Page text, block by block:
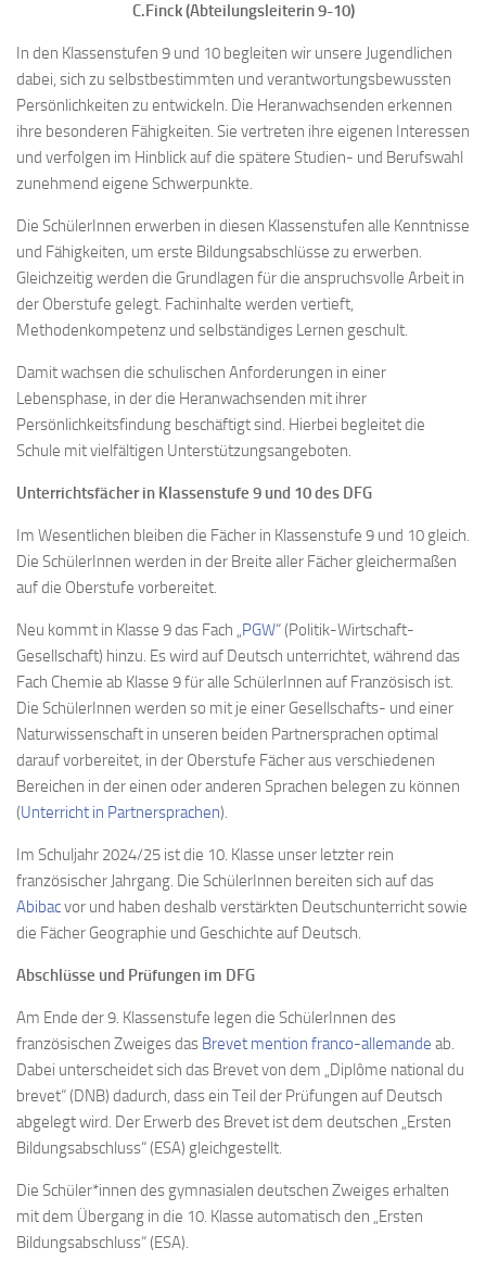
C.Finck (Abteilungsleiterin 9-10)
In den Klassenstufen 9 und 10 begleiten wir unsere Jugendlichen
dabei, sich zu selbstbestimmten und verantwortungsbewussten
Persönlichkeiten zu entwickeln. Die Heranwachsenden erkennen
ihre besonderen Fähigkeiten. Sie vertreten ihre eigenen Interessen
und verfolgen im Hinblick auf die spätere Studien- und Berufswahl
zunehmend eigene Schwerpunkte.
Die SchülerInnen erwerben in diesen Klassenstufen alle Kenntnisse
und Fähigkeiten, um erste Bildungsabschlüsse zu erwerben.
Gleichzeitig werden die Grundlagen für die anspruchsvolle Arbeit in
der Oberstufe gelegt. Fachinhalte werden vertieft,
Methodenkompetenz und selbständiges Lernen geschult.
Damit wachsen die schulischen Anforderungen in einer
Lebensphase, in der die Heranwachsenden mit ihrer
Persönlichkeitsfindung beschäftigt sind. Hierbei begleitet die
Schule mit vielfältigen Unterstützungsangeboten.
Unterrichtsfächer in Klassenstufe 9 und 10 des DFG
Im Wesentlichen bleiben die Fächer in Klassenstufe 9 und 10 gleich.
Die SchülerInnen werden in der Breite aller Fächer gleichermaßen
auf die Oberstufe vorbereitet.
Neu kommt in Klasse 9 das Fach „PGW“ (Politik-Wirtschaft-
Gesellschaft) hinzu. Es wird auf Deutsch unterrichtet, während das
Fach Chemie ab Klasse 9 für alle SchülerInnen auf Französisch ist.
Die SchülerInnen werden so mit je einer Gesellschafts- und einer
Naturwissenschaft in unseren beiden Partnersprachen optimal
darauf vorbereitet, in der Oberstufe Fächer aus verschiedenen
Bereichen in der einen oder anderen Sprachen belegen zu können
(Unterricht in Partnersprachen).
Im Schuljahr 2024/25 ist die 10. Klasse unser letzter rein
französischer Jahrgang. Die SchülerInnen bereiten sich auf das
Abibacvor und haben deshalb verstärkten Deutschunterricht sowie
die Fächer Geographie und Geschichte auf Deutsch.
Abschlüsse und Prüfungen im DFG
Am Ende der 9. Klassenstufe legen die SchülerInnen des
französischen Zweiges das Brevet mention franco-allemande ab.
Dabei unterscheidet sich das Brevet von dem „Diplôme national du
brevet“ (DNB) dadurch, dass ein Teil der Prüfungen auf Deutsch
abgelegt wird. Der Erwerb des Brevet ist dem deutschen „Ersten
Bildungsabschluss“ (ESA) gleichgestellt.
Die Schüler*innen des gymnasialen deutschen Zweiges erhalten
mit dem Übergang in die 10. Klasse automatisch den „Ersten
Bildungsabschluss“ (ESA).